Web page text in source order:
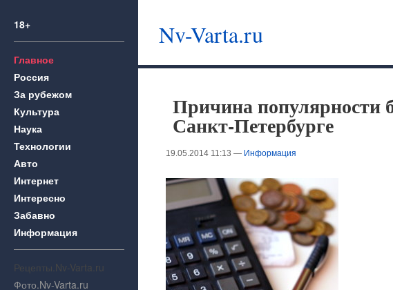
18+
Главное
Россия
За рубежом
Культура
Наука
Технологии
Авто
Интернет
Интересно
Забавно
Информация
Рецепты.Nv-Varta.ru
Фото.Nv-Varta.ru
Nv-Varta.ru
Причина популярности
Санкт-Петербурге
19.05.2014 11:13 — Информация